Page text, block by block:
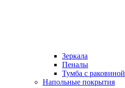
Зеркала
Пеналы
Тумба с раковиной
Напольные покрытия